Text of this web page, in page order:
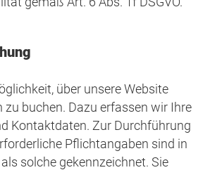
über unsere Website
buchen. Dazu erfassen wir Ihre
Kontaktdaten. Zur Durchführung
Pflichtangaben sind in
solche gekennzeichnet. Sie